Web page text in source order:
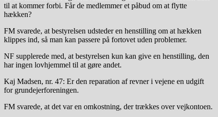
til at kommer forbi. Får de medlemmer et påbud om at flytte
hækken?
FM svarede, at bestyrelsen udsteder en henstilling om at hækken
klippes ind, så man kan passere på fortovet uden problemer.
NF supplerede med, at bestyrelsen kun kan give en henstilling, den
har ingen lovhjemmel til at gøre andet.
Kaj Madsen, nr. 47: Er den reparation af revner i vejene en udgift
for grundejerforeningen.
FM svarede, at det var en omkostning, der trækkes over vejkontoen.